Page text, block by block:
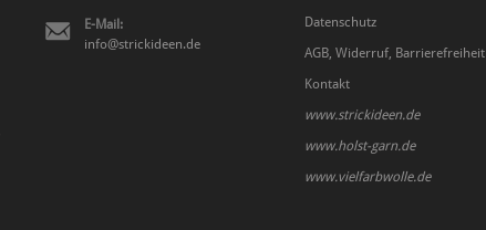
E-Mail:
info@strickideen.de
Datenschutz
AGB, Widerruf, Barrierefreiheit
Kontakt
www.strickideen.de
www.holst-garn.de
www.vielfarbwolle.de